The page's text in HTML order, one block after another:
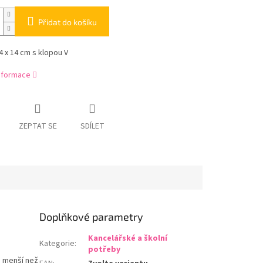
Přidat do košíku
x 14 cm s klopou V
ZEPTAT SE SDÍLET
Doplňkové parametry
Kategorie:
Kancelářské a školní
potřeby